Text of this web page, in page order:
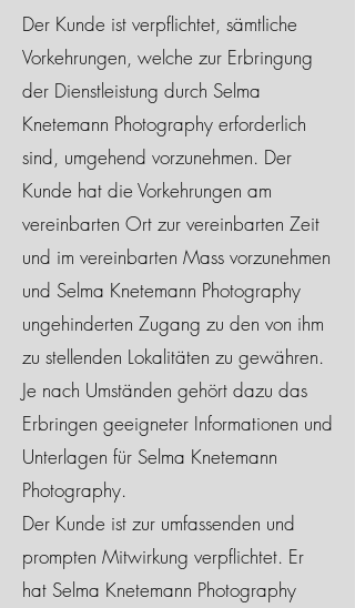
Der Kunde ist verpflichtet, sämtliche
Vorkehrungen, welche zur Erbringung
der Dienstleistung durch Selma
Knetemann Photography erforderlich
sind, umgehend vorzunehmen. Der
Kunde hat die Vorkehrungen am
vereinbarten Ort zur vereinbarten Zeit
und im vereinbarten Mass vorzunehmen
und Selma Knetemann Photography
ungehinderten Zugang zu den von ihm
zu stellenden Lokalitäten zu gewähren.
Je nach Umständen gehört dazu das
Erbringen geeigneter Informationen und
Unterlagen für Selma Knetemann
Photography.
Der Kunde ist zur umfassenden und
prompten Mitwirkung verpflichtet. Er
hat Selma Knetemann Photography